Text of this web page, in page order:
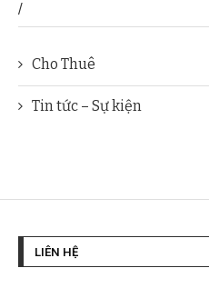
/
Cho Thuê
Tin tức – Sự kiện
LIÊN HỆ